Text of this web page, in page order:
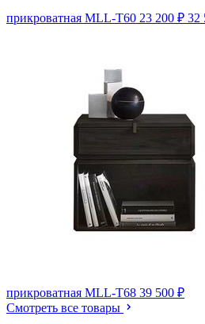
прикроватная MLL-T60 23 200 ₽ 32
прикроватная MLL-T68 39 500 ₽
Смотреть все товары